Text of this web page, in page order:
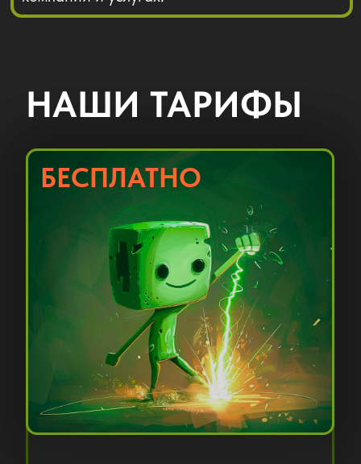
Комплексное ведение на картах и
соцсетей Вконтакте + Телеграм.
PIXIBLAZE 3 МЕСЯЦА
ПОДРОБНЕЕЕ